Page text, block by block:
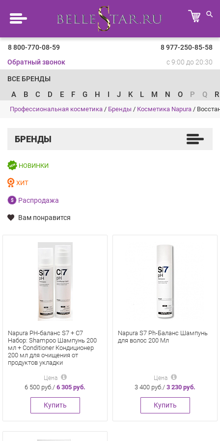
8 800-770-08-59
8 977-250-85-58
Обратный звонок
с 9:00 до 20:30
ВСЕ БРЕНДЫ
A B C D E F G H I J K L M N O P Q R
Профессиональная косметика / Бренды / Косметика Napura /
БРЕНДЫ
НОВИНКИ
ХИТ
Распродажа
Вам понравится
Napura PH-баланс S7 + C7
Набор: Shampoo Шампунь 200
мл + Conditioner Кондиционер
200 мл для очищения от
продуктов укладки
Цена
6 500 руб./ 6 305 руб.
Купить
Napura S7 Ph-Баланс Шампунь
для волос 200 Мл
Цена
3 400 руб./ 3 230 руб.
Купить